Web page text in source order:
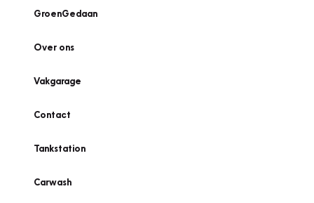
GroenGedaan
Over ons
Vakgarage
Contact
Tankstation
Carwash